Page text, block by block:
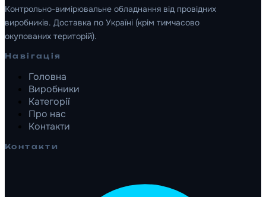
Контрольно-вимірювальне обладнання від провідних
виробників. Доставка по Україні (крім тимчасово
окупованих територій).
Навігація
Головна
Виробники
Категорії
Про нас
Контакти
Контакти